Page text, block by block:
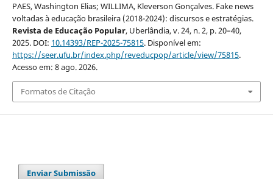
PAES, Washington Elias; WILLIMA, Kleverson Gonçalves. Fake news
voltadas à educação brasileira (2018-2024): discursos e estratégias.
Revista de Educação Popular, Uberlândia, v. 24, n. 2, p. 20–40,
2025. DOI: 10.14393/REP-2025-75815. Disponível em:
https://seer.ufu.br/index.php/reveducpop/article/view/75815.
Acesso em: 8 ago. 2026.
Formatos de Citação
Enviar Submissão